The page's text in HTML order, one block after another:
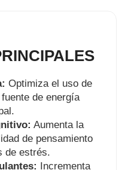
Optimiza el uso de
de energía
Aumenta la
de pensamiento
de estrés.
Incrementa